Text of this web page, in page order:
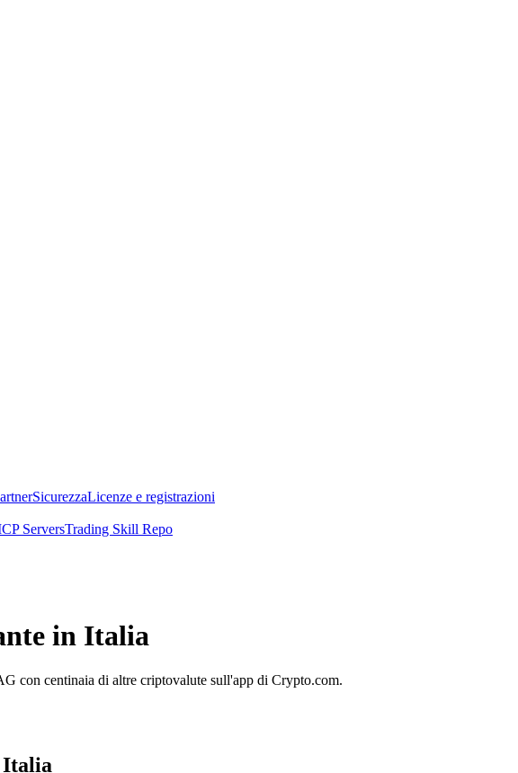
SicurezzaLicenze e registrazioni
ServersTrading Skill Repo
in Italia
con centinaia di altre criptovalute sull'app di Crypto.com.
Italia